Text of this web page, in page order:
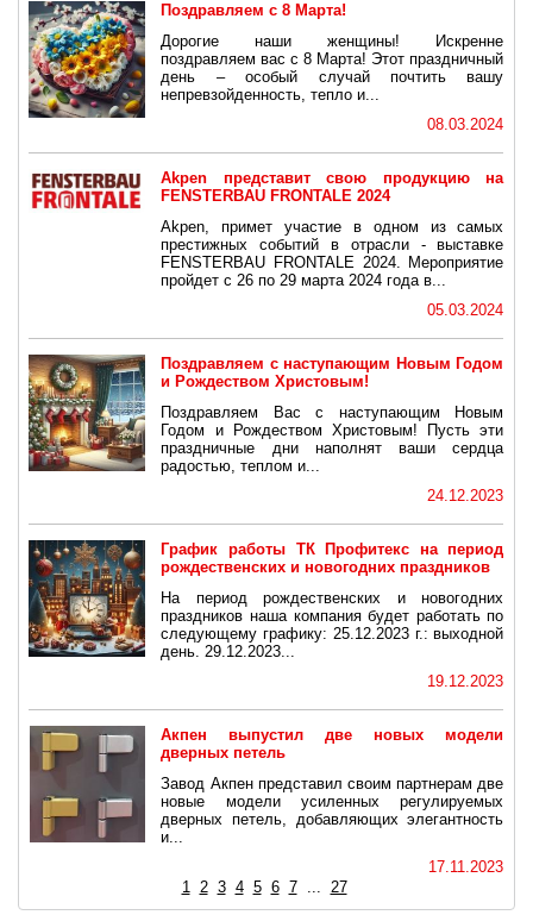
Поздравляем с 8 Марта!
Дорогие наши женщины! Искренне
поздравляем вас с 8 Марта! Этот праздничный
день – особый случай почтить вашу
непревзойденность, тепло и...
08.03.2024
Akpen представит свою продукцию на
FENSTERBAU FRONTALE 2024
Akpen, примет участие в одном из самых
престижных событий в отрасли - выставке
FENSTERBAU FRONTALE 2024. Мероприятие
пройдет с 26 по 29 марта 2024 года в...
05.03.2024
Поздравляем с наступающим Новым Годом
и Рождеством Христовым!
Поздравляем Вас с наступающим Новым
Годом и Рождеством Христовым! Пусть эти
праздничные дни наполнят ваши сердца
радостью, теплом и...
24.12.2023
График работы ТК Профитекс на период
рождественских и новогодних праздников
На период рождественских и новогодних
праздников наша компания будет работать по
следующему графику: 25.12.2023 г.: выходной
день. 29.12.2023...
19.12.2023
Акпен выпустил две новых модели
дверных петель
Завод Акпен представил своим партнерам две
новые модели усиленных регулируемых
дверных петель, добавляющих элегантность
и...
17.11.2023
1 2 3 4 5 6 7 ... 27